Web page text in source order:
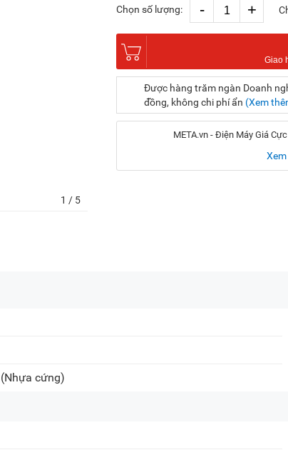
1 / 5
Chọn số lượng: - +
Được hàng trăm ngàn Doanh
đồng, không chi phí ẩn (Xem
META.vn - Điện Máy Giá
Địa chỉ:
(Nhựa cứng)